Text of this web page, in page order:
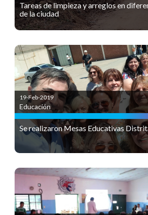
Tareas de limpieza y arreglos en
de la ciudad
19-Feb-2019
Educación
Se realizaron Mesas Educativas